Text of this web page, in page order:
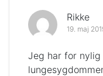
Rikke
19. maj
Jeg har for